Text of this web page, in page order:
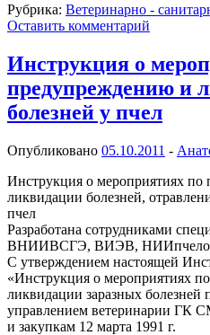
Рубрика: Ветеринарно -
Оставить комментарий
Инструкция о
предупреждению и
болезней у пчел
Опубликовано 05.10.2011 -
Инструкция о мероприятиях
ликвидации болезней,
пчел
Разработана сотрудниками
ВНИИВСГЭ, ВИЭВ,
С утверждением настоящей
«Инструкция о мероприятиях
ликвидации заразных
управлением ветеринарии ГК
и закупкам 12 марта 1991 г.